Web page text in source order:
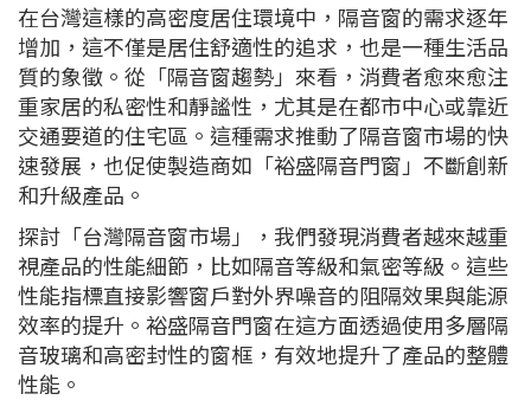
在台灣這樣的高密度居住環境中，隔音窗的需求逐年
增加，這不僅是居住舒適性的追求，也是一種生活品
質的象徵。從「隔音窗趨勢」來看，消費者愈來愈注
重家居的私密性和靜謐性，尤其是在都市中心或靠近
交通要道的住宅區。這種需求推動了隔音窗市場的快
速發展，也促使製造商如「裕盛隔音門窗」不斷創新
和升級產品。
探討「台灣隔音窗市場」，我們發現消費者越來越重
視產品的性能細節，比如隔音等級和氣密等級。這些
性能指標直接影響窗戶對外界噪音的阻隔效果與能源
效率的提升。裕盛隔音門窗在這方面透過使用多層隔
音玻璃和高密封性的窗框，有效地提升了產品的整體
性能。